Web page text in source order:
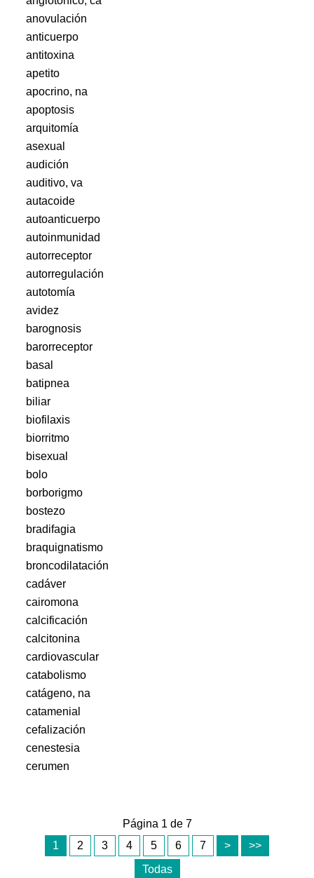
anovulación
anticuerpo
antitoxina
apetito
apocrino, na
apoptosis
arquitomía
asexual
audición
auditivo, va
autacoide
autoanticuerpo
autoinmunidad
autorreceptor
autorregulación
autotomía
avidez
barognosis
barorreceptor
basal
batipnea
biliar
biofilaxis
biorritmo
bisexual
bolo
borborigmo
bostezo
bradifagia
braquignatismo
broncodilatación
cadáver
cairomona
calcificación
calcitonina
cardiovascular
catabolismo
catágeno, na
catamenial
cefalización
cenestesia
cerumen
Página 1 de 7
1
2 3 4 5 6 7 >
>>
Todas